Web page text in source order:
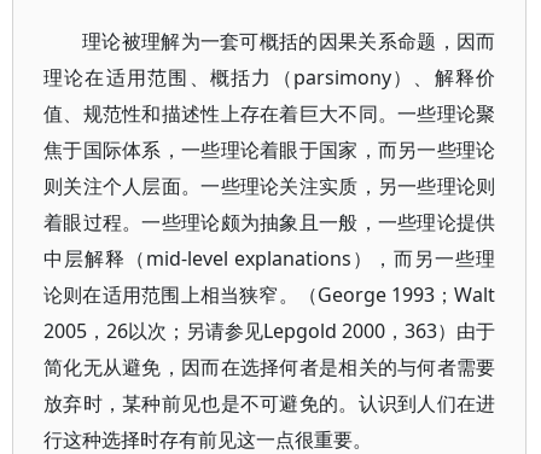
理论被理解为一套可概括的因果关系命题，因而
理论在适用范围、概括力（parsimony）、解释价
值、规范性和描述性上存在着巨大不同。一些理论聚
焦于国际体系，一些理论着眼于国家，而另一些理论
则关注个人层面。一些理论关注实质，另一些理论则
着眼过程。一些理论颇为抽象且一般，一些理论提供
中层解释（mid-level explanations），而另一些理
论则在适用范围上相当狭窄。（George 1993；Walt
2005，26以次；另请参见Lepgold 2000，363）由于
简化无从避免，因而在选择何者是相关的与何者需要
放弃时，某种前见也是不可避免的。认识到人们在进
行这种选择时存有前见这一点很重要。